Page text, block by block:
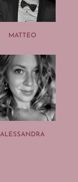
MATTEO
ALESSANDRA